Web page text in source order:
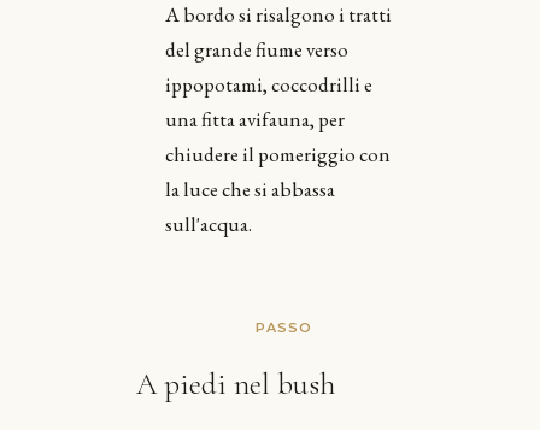
A bordo si risalgono i tratti
del grande fiume verso
ippopotami, coccodrilli e
una fitta avifauna, per
chiudere il pomeriggio con
la luce che si abbassa
sull'acqua.
PASSO
A piedi nel bush